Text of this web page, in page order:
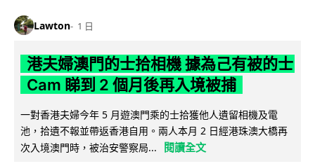
Lawton 1 日
港夫婦澳門的士拾相機 據為己有被的士
Cam 睇到 2 個月後再入境被捕
一對香港夫婦今年 5 月遊澳門乘的士拾獲他人遺留相機及電
池，拾遺不報並帶返香港自用。兩人本月 2 日經港珠澳大橋再
次入境澳門時，被治安警察局...
閱讀全文